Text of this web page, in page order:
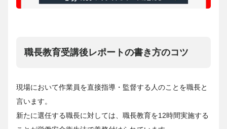
職長教育受講後レポートの書き方のコツ
現場において作業員を直接指導・監督する人のことを職長と
言います。
新たに選任する職長に対しては、職長教育を12時間実施する